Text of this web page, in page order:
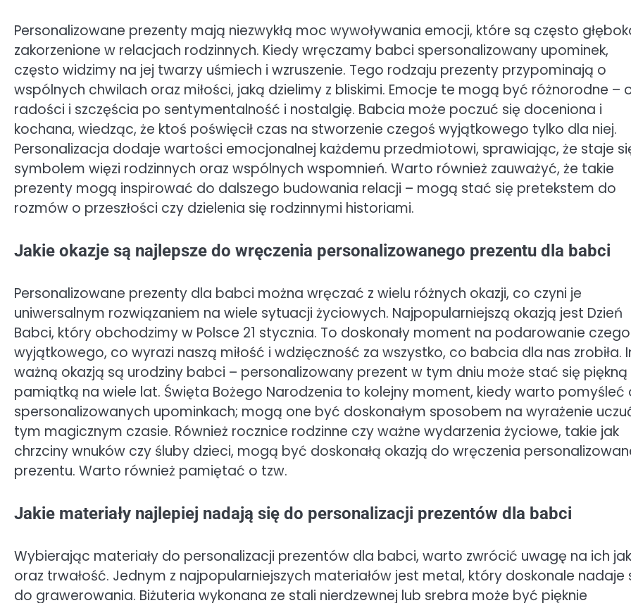
Personalizowane prezenty mają niezwykłą moc wywoływania emocji, które są często
zakorzenione w relacjach rodzinnych. Kiedy wręczamy babci spersonalizowany upominek,
często widzimy na jej twarzy uśmiech i wzruszenie. Tego rodzaju prezenty przypominają o
wspólnych chwilach oraz miłości, jaką dzielimy z bliskimi. Emocje te mogą być różnorodne –
radości i szczęścia po sentymentalność i nostalgię. Babcia może poczuć się doceniona i
kochana, wiedząc, że ktoś poświęcił czas na stworzenie czegoś wyjątkowego tylko dla niej.
Personalizacja dodaje wartości emocjonalnej każdemu przedmiotowi, sprawiając, że staje
symbolem więzi rodzinnych oraz wspólnych wspomnień. Warto również zauważyć, że takie
prezenty mogą inspirować do dalszego budowania relacji – mogą stać się pretekstem do
rozmów o przeszłości czy dzielenia się rodzinnymi historiami.
Jakie okazje są najlepsze do wręczenia personalizowanego prezentu dla babci
Personalizowane prezenty dla babci można wręczać z wielu różnych okazji, co czyni je
uniwersalnym rozwiązaniem na wiele sytuacji życiowych. Najpopularniejszą okazją jest Dzień
Babci, który obchodzimy w Polsce 21 stycznia. To doskonały moment na podarowanie
wyjątkowego, co wyrazi naszą miłość i wdzięczność za wszystko, co babcia dla nas zrobiła.
ważną okazją są urodziny babci – personalizowany prezent w tym dniu może stać się piękną
pamiątką na wiele lat. Święta Bożego Narodzenia to kolejny moment, kiedy warto pomyśleć
spersonalizowanych upominkach; mogą one być doskonałym sposobem na wyrażenie
tym magicznym czasie. Również rocznice rodzinne czy ważne wydarzenia życiowe, takie jak
chrzciny wnuków czy śluby dzieci, mogą być doskonałą okazją do wręczenia
prezentu. Warto również pamiętać o tzw.
Jakie materiały najlepiej nadają się do personalizacji prezentów dla babci
Wybierając materiały do personalizacji prezentów dla babci, warto zwrócić uwagę na ich
oraz trwałość. Jednym z najpopularniejszych materiałów jest metal, który doskonale nadaje
do grawerowania. Biżuteria wykonana ze stali nierdzewnej lub srebra może być pięknie